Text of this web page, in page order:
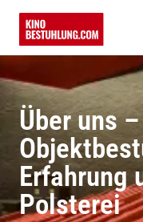
Über uns –
Erfahrung
Polsterei